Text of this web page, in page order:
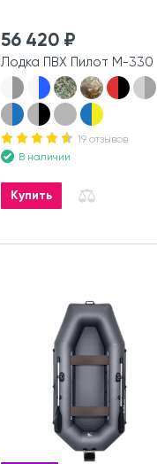
56 420 ₽
Лодка ПВХ Пилот М-330
19 отзывов
В наличии
Купить